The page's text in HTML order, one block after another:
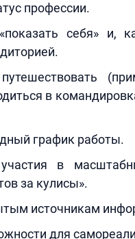
профессии.
себя» и,
в
график работы.
в
за кулисы».
источникам
для